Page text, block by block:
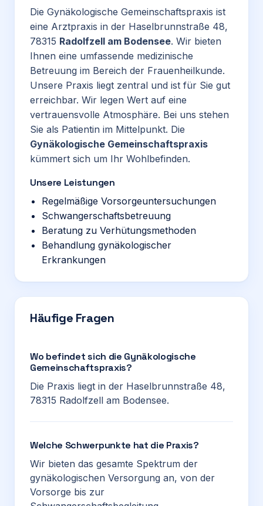
Die Gynäkologische Gemeinschaftspraxis ist
eine Arztpraxis in der Haselbrunnstraße 48,
78315 Radolfzell am Bodensee. Wir bieten
Ihnen eine umfassende medizinische
Betreuung im Bereich der Frauenheilkunde.
Unsere Praxis liegt zentral und ist für Sie gut
erreichbar. Wir legen Wert auf eine
vertrauensvolle Atmosphäre. Bei uns stehen
Sie als Patientin im Mittelpunkt. Die
Gynäkologische Gemeinschaftspraxis
kümmert sich um Ihr Wohlbefinden.
Unsere Leistungen
Regelmäßige Vorsorgeuntersuchungen
Schwangerschaftsbetreuung
Beratung zu Verhütungsmethoden
Behandlung gynäkologischer
Erkrankungen
Häufige Fragen
Wo befindet sich die Gynäkologische
Gemeinschaftspraxis?
Die Praxis liegt in der Haselbrunnstraße 48,
78315 Radolfzell am Bodensee.
Welche Schwerpunkte hat die Praxis?
Wir bieten das gesamte Spektrum der
gynäkologischen Versorgung an, von der
Vorsorge bis zur